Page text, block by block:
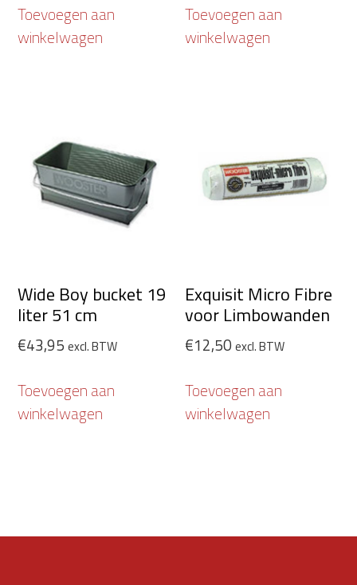
Toevoegen aan
winkelwagen
Toevoegen aan
winkelwagen
Wide Boy bucket 19
liter 51 cm
€43,95 excl. BTW
Toevoegen aan
winkelwagen
Exquisit Micro Fibre
voor Limbowanden
€12,50 excl. BTW
Toevoegen aan
winkelwagen